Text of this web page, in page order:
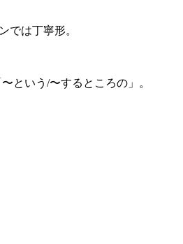
では丁寧形。
という/〜するところの」。